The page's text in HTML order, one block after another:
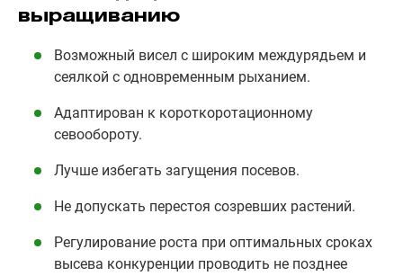
выращиванию
Возможный висел с широким междурядьем и
сеялкой с одновременным рыханием.
Адаптирован к короткоротационному
севообороту.
Лучше избегать загущения посевов.
Не допускать перестоя созревших растений.
Регулирование роста при оптимальных сроках
высева конкуренции проводить не позднее